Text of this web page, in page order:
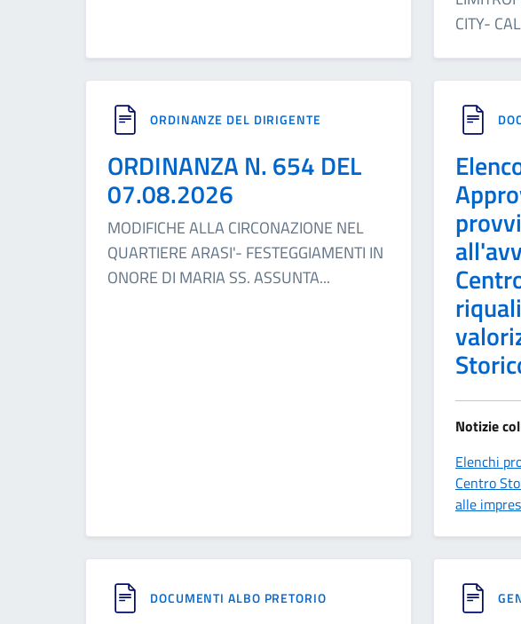
CITY-
ORDINANZE DEL DIRIGENTE
ORDINANZA N. 654 DEL
07.08.2026
MODIFICHE ALLA CIRCONAZIONE NEL
QUARTIERE ARASI'- FESTEGGIAMENTI IN
ONORE DI MARIA SS. ASSUNTA...
Notizie
Elenchi
Centro
alle
DOCUMENTI ALBO PRETORIO